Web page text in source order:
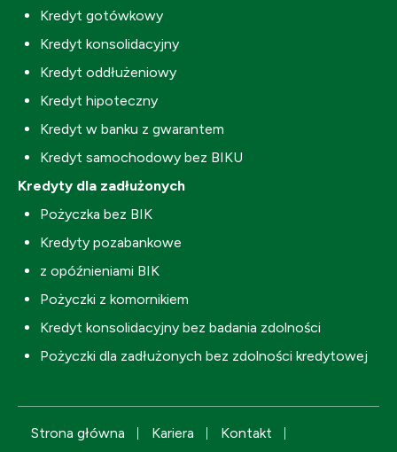
Kredyt gotówkowy
Kredyt konsolidacyjny
Kredyt oddłużeniowy
Kredyt hipoteczny
Kredyt w banku z gwarantem
Kredyt samochodowy bez BIKU
Kredyty dla zadłużonych
Pożyczka bez BIK
Kredyty pozabankowe
z opóźnieniami BIK
Pożyczki z komornikiem
Kredyt konsolidacyjny bez badania zdolności
Pożyczki dla zadłużonych bez zdolności kredytowej
Strona główna Kariera
Kontakt